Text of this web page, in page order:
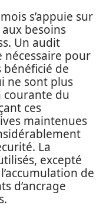
s’appuie sur
besoins
Un audit
nécessaire pour
bénéficié de
ne sont plus
courante du
ces
maintenues
La
excepté
de
d’ancrage